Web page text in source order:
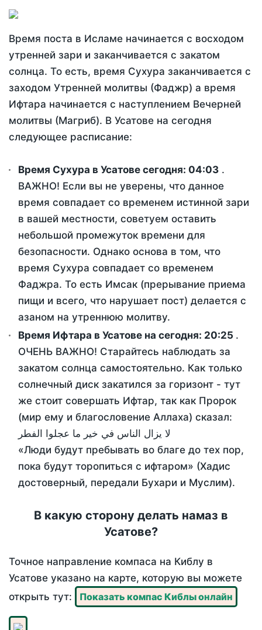
Время поста в Исламе начинается с восходом
утренней зари и заканчивается с закатом
солнца. То есть, время Сухура заканчивается с
заходом Утренней молитвы (Фаджр) а время
Ифтара начинается с наступлением Вечерней
молитвы (Магриб). В Усатове на сегодня
следующее расписание:
Время Сухура в Усатове сегодня: 04:03 .
ВАЖНО! Если вы не уверены, что данное
время совпадает со временем истинной зари
в вашей местности, советуем оставить
небольшой промежуток времени для
безопасности. Однако основа в том, что
время Сухура совпадает со временем
Фаджра. То есть Имсак (прерывание приема
пищи и всего, что нарушает пост) делается с
азаном на утреннюю молитву.
Время Ифтара в Усатове на сегодня: 20:25 .
ОЧЕНЬ ВАЖНО! Старайтесь наблюдать за
закатом солнца самостоятельно. Как только
солнечный диск закатился за горизонт - тут
же стоит совершать Ифтар, так как Пророк
(мир ему и благословение Аллаха) сказал:
لا يزال الناس في خير ما عجلوا الفطر
«Люди будут пребывать во благе до тех пор,
пока будут торопиться с ифтаром» (Хадис
достоверный, передали Бухари и Муслим).
В какую сторону делать намаз в
Усатове?
Точное направление компаса на Киблу в
Усатове указано на карте, которую вы можете
открыть тут:
Показать компас Киблы онлайн